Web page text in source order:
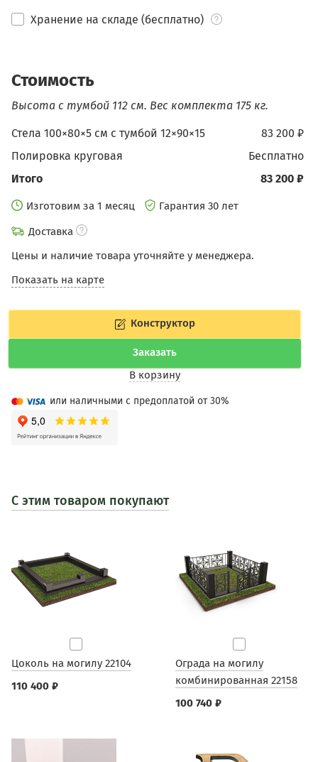
Хранение на складе (бесплатно)
Стоимость
Высота с тумбой 112 см. Вес комплекта 175 кг.
83 200 ₽
Стела 100×80×5 см c тумбой 12×90×15
бесплатно
Полировка круговая
83 200 ₽
Итого
Изготовим за 1 месяц
Гарантия 30 лет
Доставка
Цены и наличие товара уточняйте у менеджера.
Показать на карте
Конструктор
Заказать
В корзину
или наличными с предоплатой от 30%
С этим товаром покупают
Цоколь на могилу 22104
110 400 ₽
Ограда на могилу
комбинированная 22158
100 740 ₽